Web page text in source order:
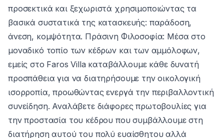
προσεκτικά και ξεχωριστά χρησιμοποιώντας τα
βασικά συστατικά της κατασκευής: παράδοση,
άνεση, κομψότητα. Πράσινη Φιλοσοφία: Μέσα στο
μοναδικό τοπίο των κέδρων και των αμμόλοφων,
εμείς στο Faros Villa καταβάλλουμε κάθε δυνατή
προσπάθεια για να διατηρήσουμε την οικολογική
ισορροπία, προωθώντας ενεργά την περιβαλλοντική
συνείδηση. Αναλάβετε διάφορες πρωτοβουλίες για
την προστασία του κέδρου που συμβάλλουμε στη
διατήρηση αυτού του πολύ ευαίσθητου αλλά